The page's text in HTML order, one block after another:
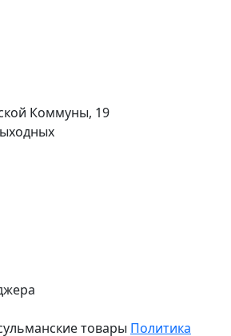
Коммуны, 19
товары Политика